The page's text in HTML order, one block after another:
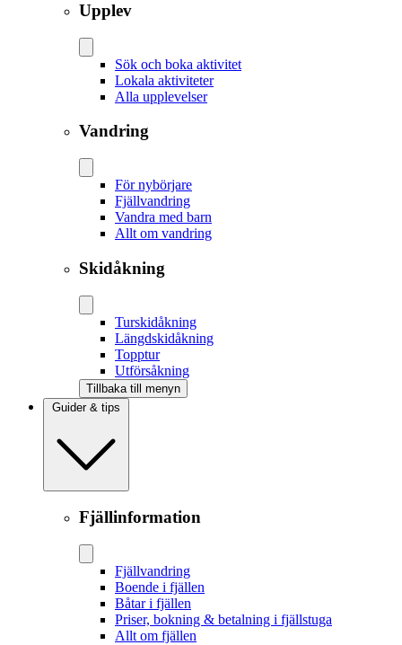
Upplev
Sök och boka aktivitet
Lokala aktiviteter
Alla upplevelser
Vandring
För nybörjare
Fjällvandring
Vandra med barn
Allt om vandring
Skidåkning
Tur­skidåkning
Längd­skidåkning
Topptur
Utförsåkning
Tillbaka till menyn
Guider & tips
Fjällinformation
Fjällvandring
Boende i fjällen
Båtar i fjällen
Priser, bokning & betalning i fjällstuga
Allt om fjällen